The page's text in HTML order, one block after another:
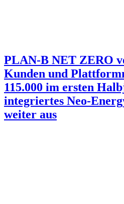
PLAN-B NET ZERO
Kunden und
115.000 im ersten
integriertes Neo-
weiter aus